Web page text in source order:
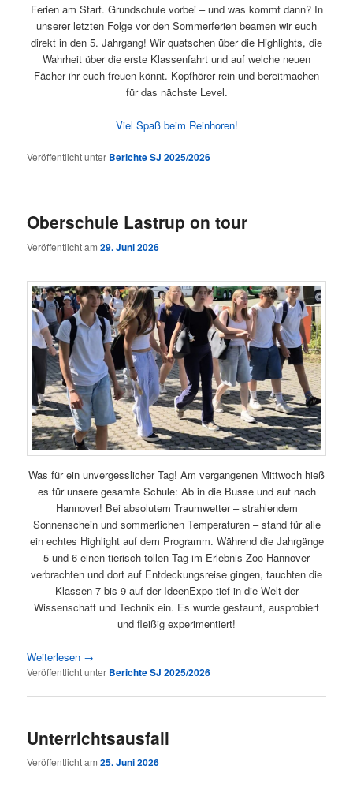
Ferien am Start. Grundschule vorbei – und was kommt dann? In
unserer letzten Folge vor den Sommerferien beamen wir euch
direkt in den 5. Jahrgang! Wir quatschen über die Highlights, die
Wahrheit über die erste Klassenfahrt und auf welche neuen
Fächer ihr euch freuen könnt. Kopfhörer rein und bereitmachen
für das nächste Level.
Viel Spaß beim Reinhoren!
Veröffentlicht unter Berichte SJ 2025/2026
Oberschule Lastrup on tour
Veröffentlicht am29. Juni 2026
Was für ein unvergesslicher Tag! Am vergangenen Mittwoch hieß
es für unsere gesamte Schule: Ab in die Busse und auf nach
Hannover! Bei absolutem Traumwetter – strahlendem
Sonnenschein und sommerlichen Temperaturen – stand für alle
ein echtes Highlight auf dem Programm. Während die Jahrgänge
5 und 6 einen tierisch tollen Tag im Erlebnis-Zoo Hannover
verbrachten und dort auf Entdeckungsreise gingen, tauchten die
Klassen 7 bis 9 auf der IdeenExpo tief in die Welt der
Wissenschaft und Technik ein. Es wurde gestaunt, ausprobiert
und fleißig experimentiert!
Weiterlesen →
Veröffentlicht unter Berichte SJ 2025/2026
Unterrichtsausfall
Veröffentlicht am25. Juni 2026